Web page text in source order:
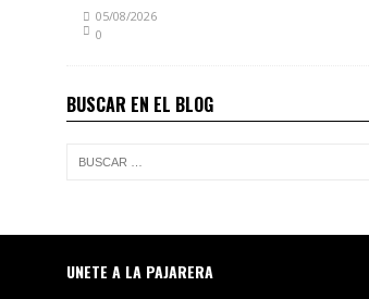
05/08/2026
0
BUSCAR EN EL BLOG
UNETE A LA PAJARERA